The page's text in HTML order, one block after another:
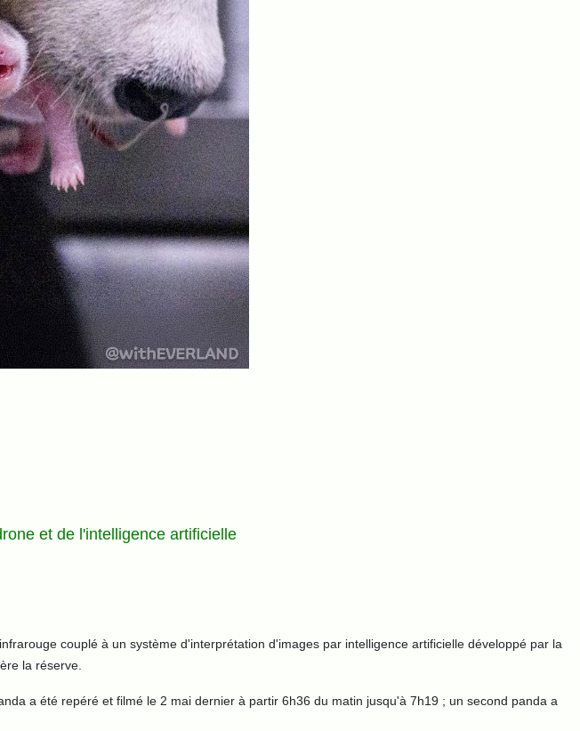
et de l'intelligence artificielle
couplé à un système d'interprétation d'images par intelligence artificielle développé par la
la réserve.
a été repéré et filmé le 2 mai dernier à partir 6h36 du matin jusqu'à 7h19 ; un second panda a